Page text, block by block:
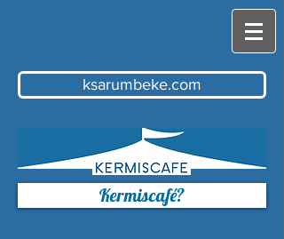
ksarumbeke.com
Kermiscafé?